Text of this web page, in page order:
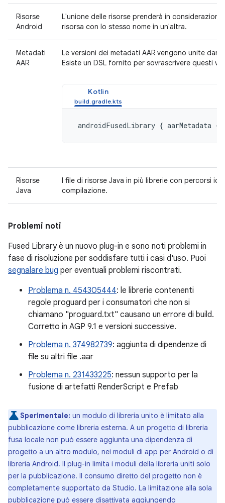
Risorse
Android
L'unione delle risorse prenderà in
risorsa con lo stesso nome in un'altra.
Metadati
AAR
Le versioni dei metadati AAR vengono unite
Esiste un DSL fornito per sovrascrivere questi
Kotlin
androidFusedLibrary { aarMetadata {
Risorse
Java
I file di risorse Java in più librerie con percorsi
compilazione.
Problemi noti
Fused Library è un nuovo plug-in e sono noti problemi in
fase di risoluzione per soddisfare tutti i casi d'uso. Puoi
segnalare bug per eventuali problemi riscontrati.
Problema n. 454305444: le librerie contenenti
regole proguard per i consumatori che non si
chiamano "proguard.txt" causano un errore di build.
Corretto in AGP 9.1 e versioni successive.
Problema n. 374982739: aggiunta di dipendenze di
file su altri file .aar
Problema n. 231433225: nessun supporto per la
fusione di artefatti RenderScript e Prefab
Sperimentale: un modulo di libreria unito è limitato alla
pubblicazione come libreria esterna. A un progetto di libreria
fusa locale non può essere aggiunta una dipendenza di
progetto a un altro modulo, nei moduli di app per Android o di
libreria Android. Il plug-in limita i moduli della libreria uniti solo
per la pubblicazione. Il consumo diretto del progetto non è
completamente supportato da Studio. La limitazione alla sola
pubblicazione può essere disattivata aggiungendo